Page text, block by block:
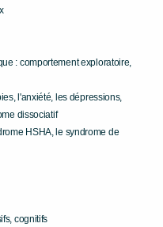
: comportement exploratoire,
l'anxiété, les dépressions,
dissociatif
HSHA, le syndrome de
cognitifs